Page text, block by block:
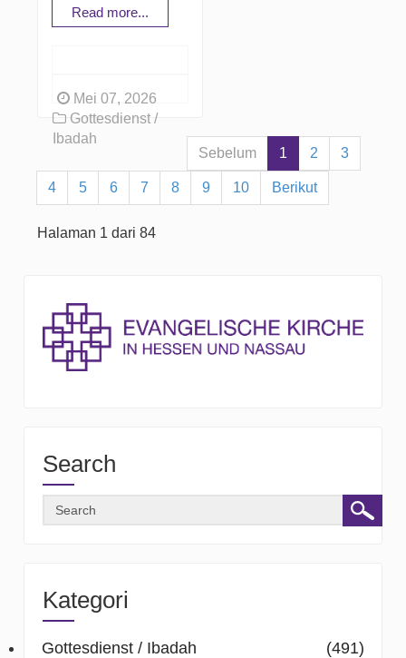
Read more...
Mei 07, 2026
Gottesdienst /
Ibadah
Sebelum
1 2 3
4 5 6 7 8 9 10 Berikut
Halaman 1 dari 84
Search
Kategori
Gottesdienst / Ibadah
(491)